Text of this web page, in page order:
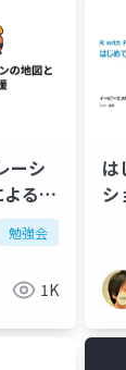
ーシ
る分
勉強会
1K
は